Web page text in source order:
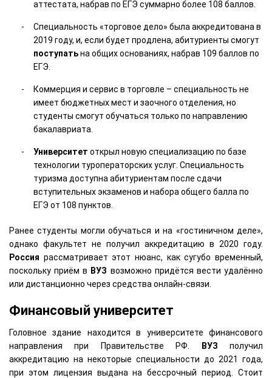
аттестата, набрав по ЕГЭ суммарно более 108 баллов.
Специальность «торговое дело» была аккредитована в
2019 году, и, если будет продлена, абитуриенты смогут
поступатьна общих основаниях, набрав 109 баллов по
ЕГЭ.
Коммерция и сервис в торговле – специальность не
имеет бюджетных мест и заочного отделения, но
студенты смогут обучаться только по направлению
бакалавриата.
Университет открыл новую специализацию по базе
технологии туроператорских услуг. Специальность
туризма доступна абитуриентам после сдачи
вступительных экзаменов и набора общего балла по
ЕГЭ от 108 пунктов.
Ранее студенты могли обучаться и на «гостиничном деле»,
однако факультет не получил аккредитацию в 2020 году.
Россия рассматривает этот нюанс, как сугубо временный,
поскольку приём в ВУЗ возможно придётся вести удалённо
или дистанционно через средства онлайн-связи.
Финансовый университет
Головное здание находится в университете финансового
направления при Правительстве РФ.
ВУЗ получил
аккредитацию на некоторые специальности до 2021 года,
при этом лицензия выдана на бессрочный период. Стоит